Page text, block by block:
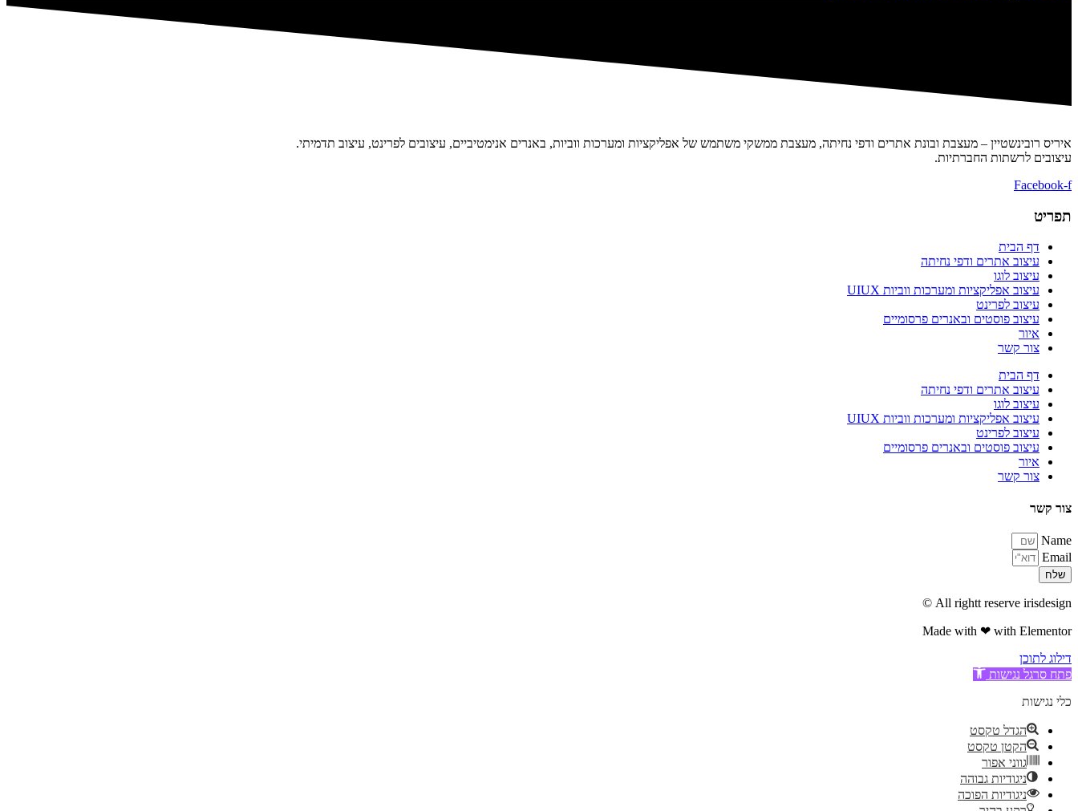
איריס רובינשטיין – מעצבת ובונת אתרים ודפי נחיתה, מעצבת ממשקי משתמש של אפליקציות ומערכות ווביות, באנרים אנימטיביים, עיצובים לפרינט, עיצוב תדמיתי.
עיצובים לרשתות החברתיות.
Facebook-f
תפריט
דף הבית
עיצוב אתרים ודפי נחיתה
עיצוב לוגו
עיצוב אפליקציות ומערכות ווביות UIUX​
עיצוב לפרינט
עיצוב פוסטים ובאנרים פרסומיים
איור
צור קשר
דף הבית
עיצוב אתרים ודפי נחיתה
עיצוב לוגו
עיצוב אפליקציות ומערכות ווביות UIUX​
עיצוב לפרינט
עיצוב פוסטים ובאנרים פרסומיים
איור
צור קשר
צור קשר
Name
Email
שלח
All rightt reserve irisdesign ©
Made with ❤ with Elementor​
דילוג לתוכן
פתח סרגל נגישות
כלי נגישות
הגדל טקסט
הקטן טקסט
גווני אפור
ניגודיות גבוהה
ניגודיות הפוכה